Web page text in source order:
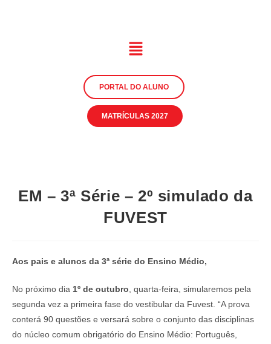
PORTAL DO ALUNO
MATRÍCULAS 2027
EM – 3ª Série – 2º simulado da
FUVEST
Aos pais e alunos da 3ª série do Ensino Médio,
No próximo dia 1º de outubro, quarta-feira, simularemos pela
segunda vez a primeira fase do vestibular da Fuvest. “A prova
conterá 90 questões e versará sobre o conjunto das disciplinas
do núcleo comum obrigatório do Ensino Médio: Português,